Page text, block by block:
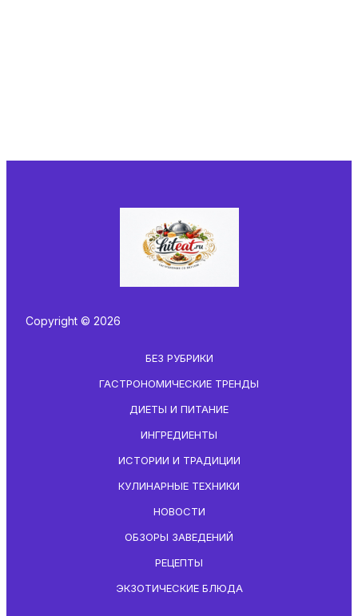
Copyright © 2026
БЕЗ РУБРИКИ
ГАСТРОНОМИЧЕСКИЕ ТРЕНДЫ
ДИЕТЫ И ПИТАНИЕ
ИНГРЕДИЕНТЫ
ИСТОРИИ И ТРАДИЦИИ
КУЛИНАРНЫЕ ТЕХНИКИ
НОВОСТИ
ОБЗОРЫ ЗАВЕДЕНИЙ
РЕЦЕПТЫ
ЭКЗОТИЧЕСКИЕ БЛЮДА